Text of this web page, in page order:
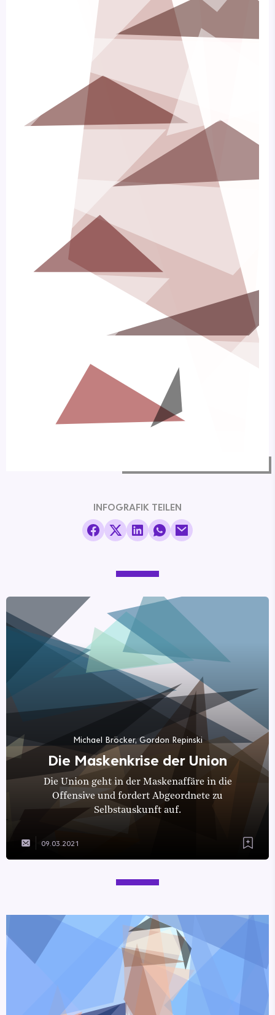
INFOGRAFIK TEILEN
Michael Bröcker, Gordon Repinski
Die Maskenkrise der Union
Die Union geht in der Maskenaffäre in die
Offensive und fordert Abgeordnete zu
Selbstauskunft auf.
09.03.2021